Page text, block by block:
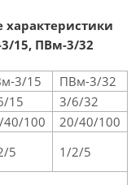
характеристики
15, ПВм-3/32
3/15
ПВм-3/32
15
3/6/32
40/100
20/40/100
5
1/2/5